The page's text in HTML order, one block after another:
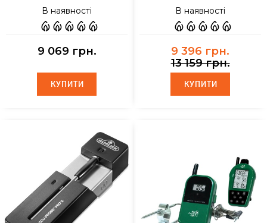
В наявності
9 069 грн.
КУПИТИ
КУПИТИ
В наявності
9 396 грн.
13 159 грн.
КУПИТИ
КУПИТИ